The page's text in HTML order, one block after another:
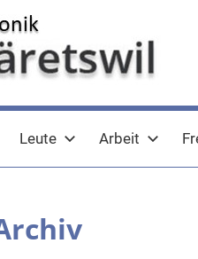
Leute Arbeit